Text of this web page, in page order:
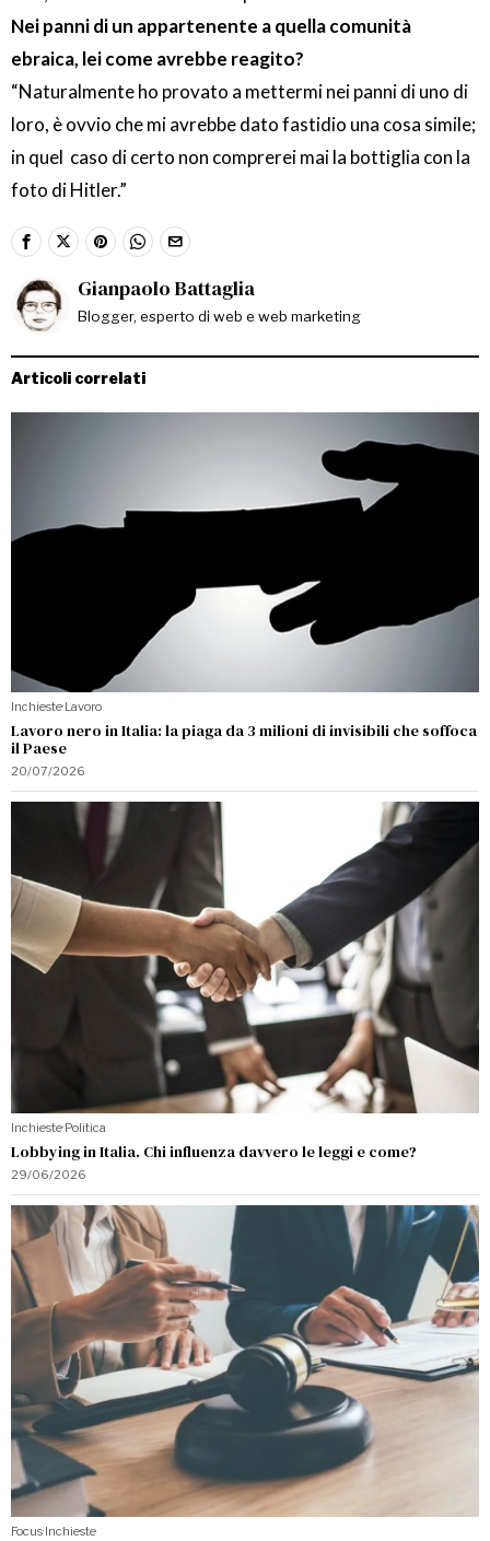
Nei panni di un appartenente a quella comunità
ebraica, lei come avrebbe reagito?
“Naturalmente ho provato a mettermi nei panni di uno di
loro, è ovvio che mi avrebbe dato fastidio una cosa simile;
in quel caso di certo non comprerei mai la bottiglia con la
foto di Hitler.”
Gianpaolo Battaglia
Blogger, esperto di web e web marketing
Articoli correlati
Inchieste·Lavoro
Lavoro nero in Italia: la piaga da 3 milioni di invisibili che soffoca
il Paese
20/07/2026
Inchieste·Politica
Lobbying in Italia. Chi influenza davvero le leggi e come?
29/06/2026
Focus·Inchieste